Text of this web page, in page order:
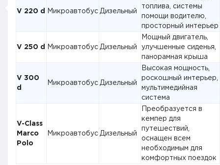
V 220 d Микроавтобус Дизельный
топлива, системы
помощи водителю,
просторный интерьер
V 250 d Микроавтобус Дизельный
Мощный двигатель,
улучшенные сиденья,
панорамная крыша
V 300
d
Микроавтобус Дизельный
Высокая мощность,
роскошный интерьер,
мультимедийная
система
V-Class
Marco
Polo
Микроавтобус Дизельный
Преобразуется в
кемпер для
путешествий,
оснащен всем
необходимым для
комфортных поездок